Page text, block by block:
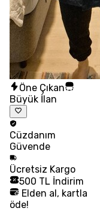
Öne Çıkan
Büyük İlan
Cüzdanım
Güvende
Ücretsiz Kargo
500 TL İndirim
Elden al, kartla
öde!